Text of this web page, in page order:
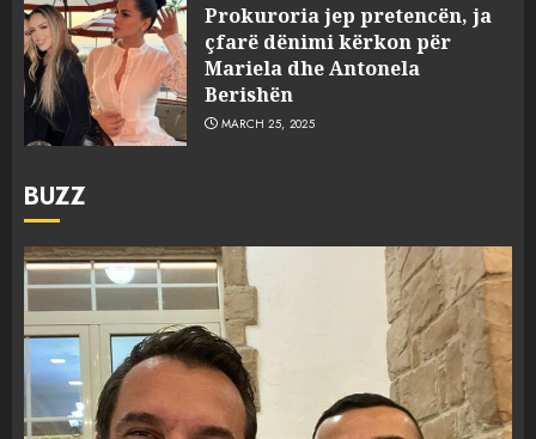
Prokuroria jep pretencën, ja
çfarë dënimi kërkon për
Mariela dhe Antonela
Berishën
MARCH 25, 2025
BUZZ